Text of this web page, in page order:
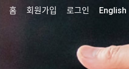
홈 회원가입 로그인 English